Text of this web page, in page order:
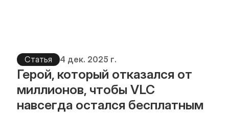
Статья 4 дек. 2025 г.
Герой, который отказался от
миллионов, чтобы VLC
навсегда остался бесплатным